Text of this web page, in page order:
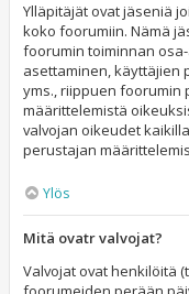
Ylläpitäjät ovat jäseniä
koko foorumiin. Nämä
foorumin toiminnan
asettaminen, käyttäjien
yms., riippuen foorumin
määrittelemistä
valvojan oikeudet
perustajan
Ylös
Mitä ovatr valvojat?
Valvojat ovat henkilöitä